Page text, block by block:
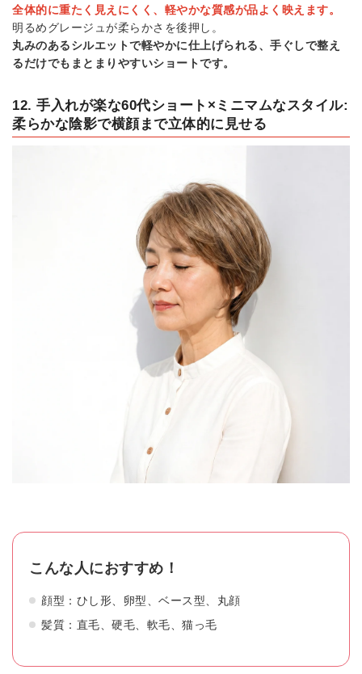
全体的に重たく見えにくく、軽やかな質感が品よく映えます。
明るめグレージュが柔らかさを後押し。
丸みのあるシルエットで軽やかに仕上げられる、手ぐしで整え
るだけでもまとまりやすいショートです。
12. 手入れが楽な60代ショート×ミニマムなスタイル:
柔らかな陰影で横顔まで立体的に見せる
こんな人におすすめ！
顔型：ひし形、卵型、ベース型、丸顔
髪質：直毛、硬毛、軟毛、猫っ毛